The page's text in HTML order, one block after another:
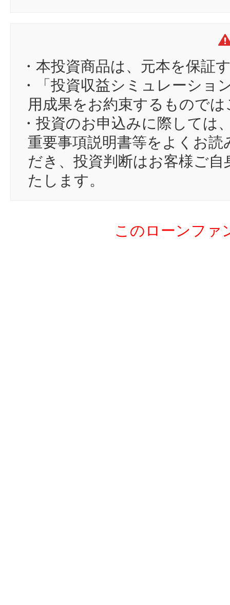
13
15
16
17
18
22
・本投資商品は、元本を保証
・「投資収益シミュレーショ
用成果をお約束するもので
・投資のお申込みに際しては
重要事項説明書等をよくお
だき、投資判断はお客様ご
たします。
このローンファ